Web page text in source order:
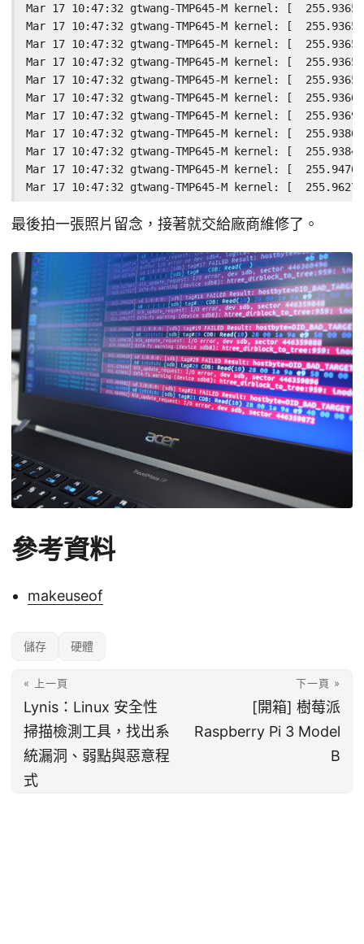
Mar 17 10:47:32 gtwang-TMP645-M kernel: [
Mar 17 10:47:32 gtwang-TMP645-M kernel: [
Mar 17 10:47:32 gtwang-TMP645-M kernel: [
Mar 17 10:47:32 gtwang-TMP645-M kernel: [
Mar 17 10:47:32 gtwang-TMP645-M kernel: [
Mar 17 10:47:32 gtwang-TMP645-M kernel: [
Mar 17 10:47:32 gtwang-TMP645-M kernel: [
Mar 17 10:47:32 gtwang-TMP645-M kernel: [
Mar 17 10:47:32 gtwang-TMP645-M kernel: [
Mar 17 10:47:32 gtwang-TMP645-M kernel: [
Mar 17 10:47:32 gtwang-TMP645-M kernel: [
最後拍一張照片留念，接著就交給廠商維修了。
參考資料
makeuseof
儲存 硬體
« 上一頁
Lynis：Linux 安全性
掃描檢測工具，找出系
統漏洞、弱點與惡意程
式
下一頁 »
[開箱] 樹莓派
Raspberry Pi 3 Model
B